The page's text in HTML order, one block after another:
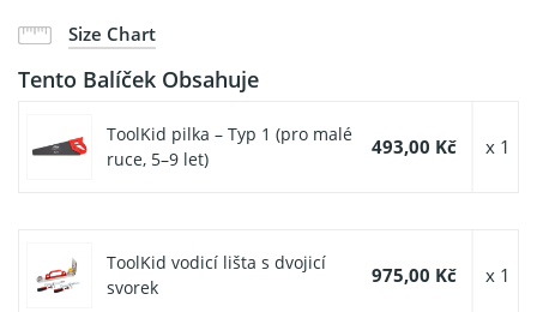
Size Chart
Tento Balíček Obsahuje
ToolKid pilka – Typ 1 (pro malé
ruce, 5–9 let)
493,00 Kč x 1
ToolKid vodicí lišta s dvojicí
svorek
975,00 Kč x 1